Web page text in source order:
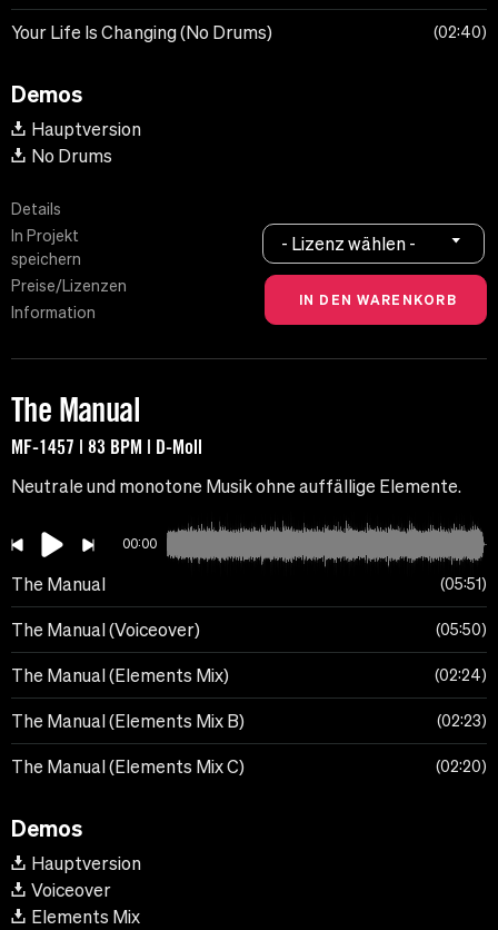
Your Life Is Changing (No Drums) 02:40
Demos
Hauptversion
No Drums
Details
In Projekt
speichern
Preise/Lizenzen
Information
- Lizenz wählen -
The Manual
MF-1457 | 83 BPM | D-Moll
Neutrale und monotone Musik ohne auffällige Elemente.
00:00
The Manual 05:51
The Manual (Voiceover) 05:50
The Manual (Elements Mix) 02:24
The Manual (Elements Mix B) 02:23
The Manual (Elements Mix C) 02:20
Demos
Hauptversion
Voiceover
Elements Mix